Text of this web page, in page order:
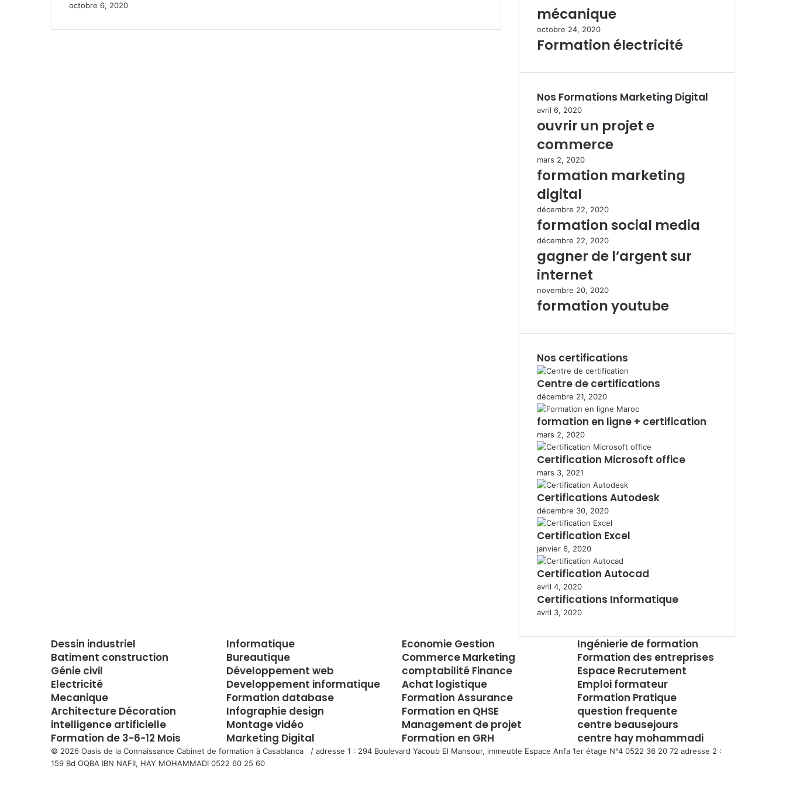
octobre 6, 2020
mécanique
octobre 24, 2020
Formation électricité
Nos Formations Marketing Digital
avril 6, 2020
ouvrir un projet e
commerce
mars 2, 2020
formation marketing
digital
décembre 22, 2020
formation social media
décembre 22, 2020
gagner de l’argent sur
internet
novembre 20, 2020
formation youtube
Nos certifications
Centre de certifications
décembre 21, 2020
formation en ligne + certification
mars 2, 2020
Certification Microsoft office
mars 3, 2021
Certifications Autodesk
décembre 30, 2020
Certification Excel
janvier 6, 2020
Certification Autocad
avril 4, 2020
Certifications Informatique
avril 3, 2020
Dessin industriel
Batiment construction
Génie civil
Electricité
Mecanique
Architecture Décoration
intelligence artificielle
Formation de 3-6-12 Mois
Informatique
Bureautique
Développement web
Developpement informatique
Formation database
Infographie design
Montage vidéo
Marketing Digital
Economie Gestion
Commerce Marketing
comptabilité Finance
Achat logistique
Formation Assurance
Formation en QHSE
Management de projet
Formation en GRH
Ingénierie de formation
Formation des entreprises
Espace Recrutement
Emploi formateur
Formation Pratique
question frequente
centre beausejours
centre hay mohammadi
© 2026 Oasis de la Connaissance Cabinet de formation à Casablanca / adresse 1 : 294 Boulevard Yacoub El Mansour, immeuble Espace Anfa 1er étage N°4 0522 36 20 72 adresse 2 :
159 Bd OQBA IBN NAFII, HAY MOHAMMADI 0522 60 25 60